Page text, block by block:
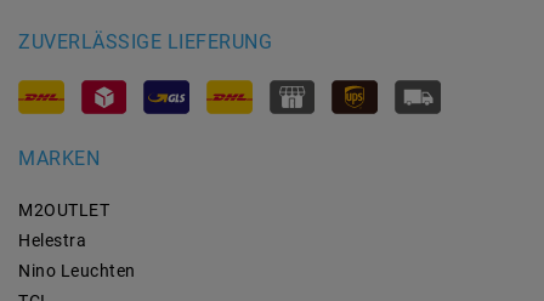
ZUVERLÄSSIGE LIEFERUNG
MARKEN
M2OUTLET
Helestra
Nino Leuchten